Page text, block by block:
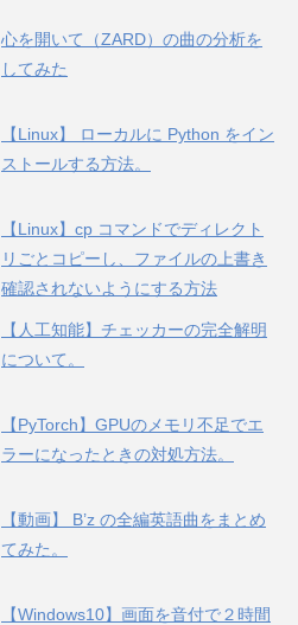
心を開いて（ZARD）の曲の分析を
してみた
【Linux】 ローカルに Python をイン
ストールする方法。
【Linux】cp コマンドでディレクト
リごとコピーし、ファイルの上書き
確認されないようにする方法
【人工知能】チェッカーの完全解明
について。
【PyTorch】GPUのメモリ不足でエ
ラーになったときの対処方法。
【動画】 B’z の全編英語曲をまとめ
てみた。
【Windows10】画面を音付で２時間